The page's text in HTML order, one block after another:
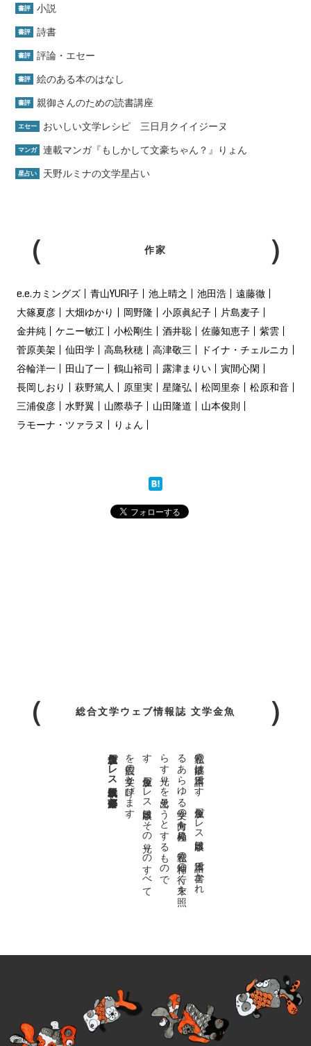
書評 小説
書評 詩書
書評 評論・エセー
書評 絵のある本のはなし
書評 親御さんのための読書講座
エセー おいしい文学レシピ 三日月クイイジーヌ
マンガ 連載マンガ『もしかして文豪ちゃん？』りょん
星占い 天野ルミナの文学星占い
作家
e.e.カミングズ 青山YURI子 池上晴之 池田浩
遠藤徹
大篠夏彦
大畑ゆかり 岡野隆 小原眞紀子
片島麦子
金井純
ケニー敏江 小松剛生 酒井聡 佐藤知恵子
紫雲
菅原美架
仙田学 高島秋穂 高津敬三
ドイナ・チェルニカ
谷輪洋一
田山了一 鶴山裕司 露津まりい
寅間心閑
長岡しおり
萩野篤人 原里実 星隆弘 松岡里奈
松原和音
三浦俊彦
水野翼 山際恭子 山田隆道
山本俊則
ラモーナ・ツァラヌ
りょん
総合文学ウェブ情報誌 文学金魚
私達の
故郷は
日本語で
す
。
金魚屋プ
レ
ス
日本版は
、
日本語で
書か
れ
る
あ
ら
ゆ
る
文学の
方向を
見極め
、
私達の
精神の
行く
末を
照
ら
す
光り
を
見出そ
う
と
す
る
も
の
で
す
。
金魚屋プ
レ
ス
日本版は
そ
の
光り
の
す
べ
て
を
広義の
文学と
呼び
ま
す
。
金魚屋プレス日本版代表 齋藤都